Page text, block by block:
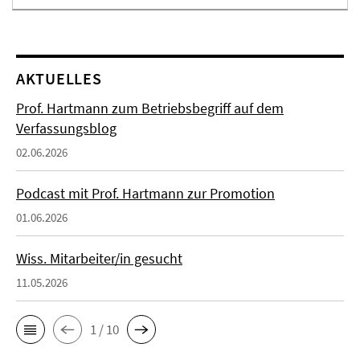
AKTUELLES
Prof. Hartmann zum Betriebsbegriff auf dem
Verfassungsblog
02.06.2026
Podcast mit Prof. Hartmann zur Promotion
01.06.2026
Wiss. Mitarbeiter/in gesucht
11.05.2026
1 / 10